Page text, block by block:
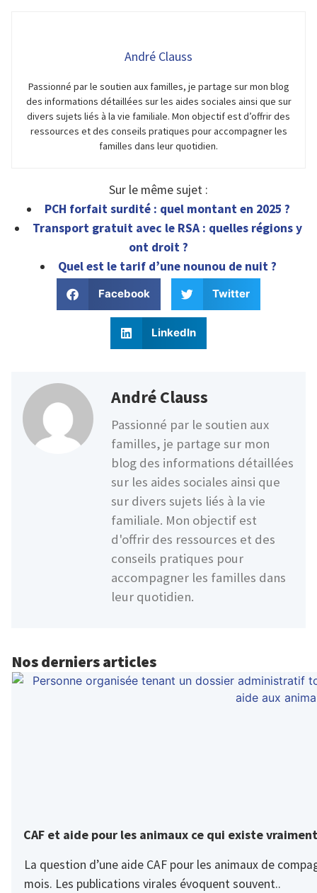
André Clauss
Passionné par le soutien aux familles, je partage sur mon blog
des informations détaillées sur les aides sociales ainsi que sur
divers sujets liés à la vie familiale. Mon objectif est d’offrir des
ressources et des conseils pratiques pour accompagner les
familles dans leur quotidien.
Sur le même sujet :
PCH forfait surdité : quel montant en 2025 ?
Transport gratuit avec le RSA : quelles régions y
ont droit ?
Quel est le tarif d’une nounou de nuit ?
Facebook Twitter
LinkedIn
André Clauss
Passionné par le soutien aux
familles, je partage sur mon
blog des informations détaillées
sur les aides sociales ainsi que
sur divers sujets liés à la vie
familiale. Mon objectif est
d'offrir des ressources et des
conseils pratiques pour
accompagner les familles dans
leur quotidien.
Nos derniers articles
CAF et aide pour les animaux ce qui existe vraiment
La question d’une aide CAF pour les animaux de
mois. Les publications virales évoquent souvent..